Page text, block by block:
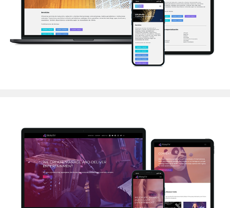
VVK Studio
Trinity Contenidos